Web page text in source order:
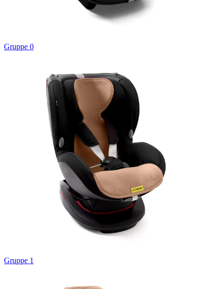
Gruppe 0
Gruppe 1